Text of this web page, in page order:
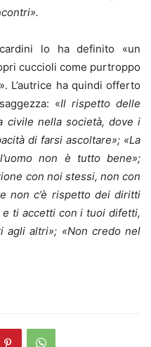
lo ha definito «un
cuccioli come purtroppo
L’autrice ha quindi offerto
«Il rispetto delle
civile nella società, dove i
di farsi ascoltare»; «La
non è tutto bene»;
con noi stessi, non con
non c’è rispetto dei diritti
e ti accetti con i tuoi difetti,
agli altri»; «Non credo nel